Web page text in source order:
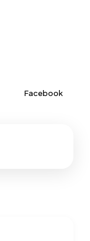
Facebook